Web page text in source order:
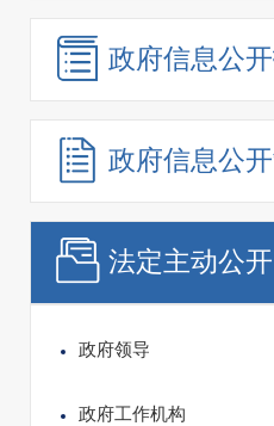
政府信息公
政府信息公
法定主动公
政府领导
政府工作机构